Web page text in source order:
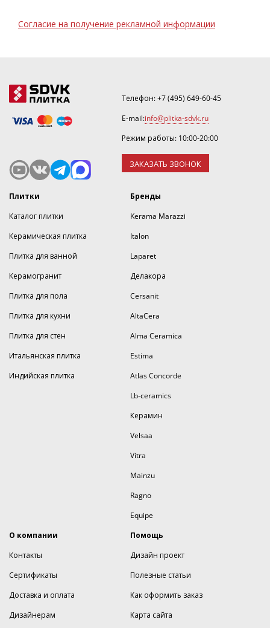
Согласие на получение рекламной информации
Телефон:+7 (495) 649-60-45
E-mail:info@plitka-sdvk.ru
Режим работы: 10:00-20:00
ЗАКАЗАТЬ ЗВОНОК
Плитки
Каталог плитки
Керамическая плитка
Плитка для ванной
Керамогранит
Плитка для пола
Плитка для кухни
Плитка для стен
Итальянская плитка
Индийская плитка
Бренды
Kerama Marazzi
Italon
Laparet
Делакора
Cersanit
AltaCera
Alma Ceramica
Estima
Atlas Concorde
Lb-ceramics
Керамин
Velsaa
Vitra
Mainzu
Ragno
Equipe
О компании
Контакты
Сертификаты
Доставка и оплата
Дизайнерам
Помощь
Дизайн проект
Полезные статьи
Как оформить заказ
Карта сайта